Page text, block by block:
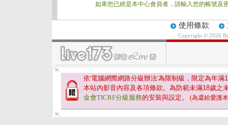
如果您已經是本中心會員者，請輸入您的帳號及
使用條款
Copyright © 2026
依'電腦網際網路分級辦法'為限制級，限定為年滿
本站內影音內容及各項條款。為防範未滿18歲之
金會TICRF分級服務的安裝與設定。 (為還給愛護